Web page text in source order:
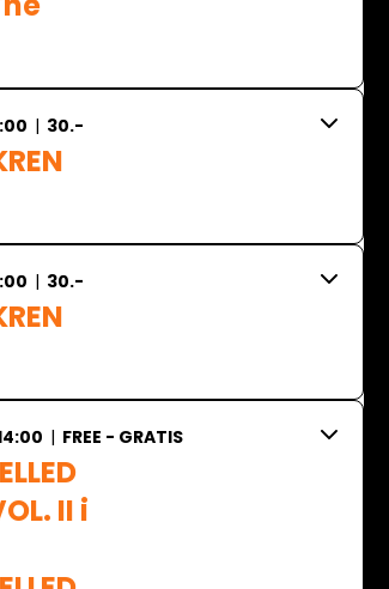
| 30.-
| 30.-
| FREE - GRATIS
II i